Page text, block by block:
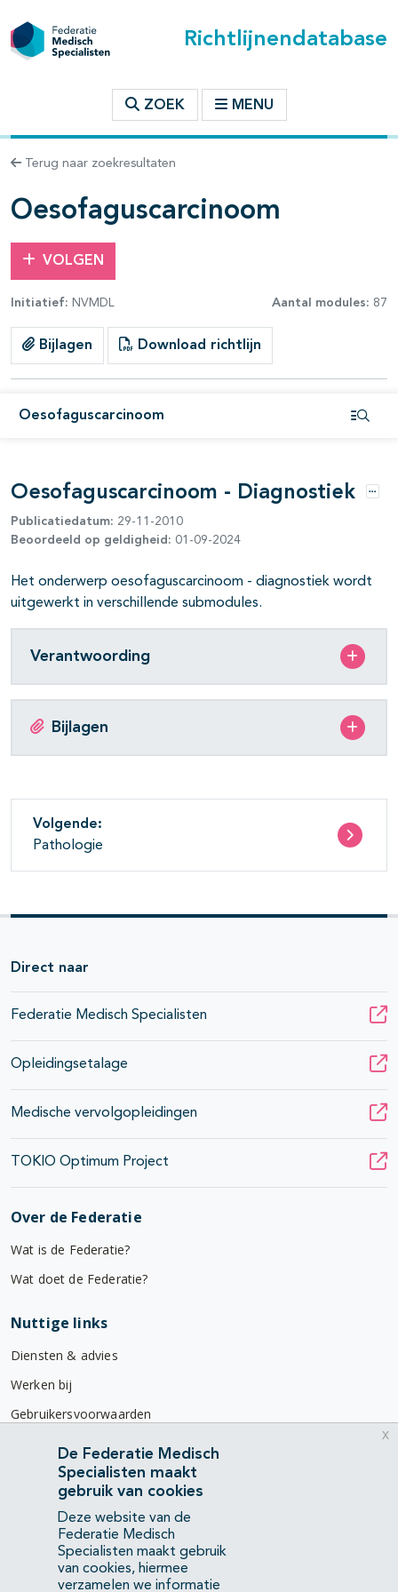
Richtlijnendatabase
ZOEK MENU
Terug naar zoekresultaten
Oesofaguscarcinoom
VOLGEN
Initiatief: NVMDL Aantal modules: 87
Bijlagen Download richtlijn
Oesofaguscarcinoom
binnen deze richtlijn
open- en dichtklappen
open- en dichtklappen
open- en dichtklappen
open- en dichtklappen
open- en dichtklappen
Oesofaguscarcinoom - Diagnostiek
Publicatiedatum: 29-11-2010
Beoordeeld op geldigheid: 01-09-2024
Het onderwerp oesofaguscarcinoom - diagnostiek wordt
uitgewerkt in verschillende submodules.
Verantwoording
Bijlagen
Volgende:
Pathologie
Direct naar
Federatie Medisch Specialisten
Opleidingsetalage
Medische vervolgopleidingen
TOKIO Optimum Project
Over de Federatie
Wat is de Federatie?
Wat doet de Federatie?
Nuttige links
Diensten & advies
Werken bij
Gebruikersvoorwaarden
Privacyverklaring
Contact
Mercatorlaan 1200
3528 BL Utrecht
(088) 505 34 34
De Federatie Medisch
Specialisten maakt
gebruik van cookies
Deze website van de
Federatie Medisch
Specialisten maakt gebruik
van cookies, hiermee
verzamelen we informatie
x